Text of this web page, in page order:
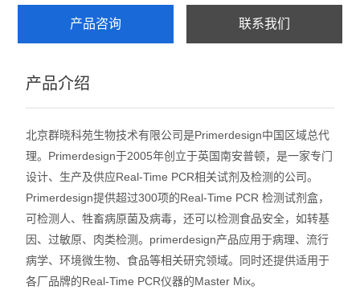
产品咨询 联系我们
产品介绍
北京群晓科苑生物技术有限公司是Primerdesign中国区域总代
理。Primerdesign于2005年创立于英国南安普顿，是一家专门
设计、生产及供应Real-Time PCR相关试剂及检测的公司。
Primerdesign提供超过300项的Real-Time PCR 检测试剂盒，
可检测人、牲畜病原菌及病毒，还可以检测食品安全，如转基
因、过敏原、肉类检测。primerdesign产品应用于病理、流行
病学、环境微生物、食品等相关研究领域。同时还提供适用于
各厂品牌的Real-Time PCR仪器的Master Mix。